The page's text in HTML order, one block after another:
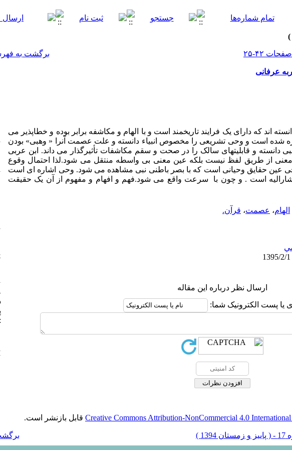
برگشت به
عرفانی
اند که دارای یک فرایند تاریخمند است و با الهام و مکاشفه برابر بوده و خطاپذیر می
شده است و وحی تشریعی را مخصوص انبیاء دانسته و علت عصمت آنرا « وهبی» بودن
دانسته و قابلیتهای سالک را در صحت و سقم مکاشفات تأثیرگذار می داند. ابن عربی
از طریق لفظ نیست بلکه عین معنی بی واسطه منتقل می شود.لذا احتمال وقوع
حقایق وحیانی است که با بصر باطنی نبی مشاهده می شود. وحی اشاره ای است
است . و چون با سرعت واقع می شود.فهم و افهام و مفهوم از آن یک حقیقت
الهام، عصمت، قرآن.
ارسال نظر درباره این مقاله
یا پست الکترونیک شما:
:۲۵-۴۲
Creative Commons Attribution-NonCommercial 4.0 قابل بازنشر است.